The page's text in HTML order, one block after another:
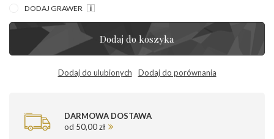
DODAJ GRAWER
Dodaj do koszyka
Dodaj do ulubionych Dodaj do porównania
DARMOWA DOSTAWA
od 50,00 zł